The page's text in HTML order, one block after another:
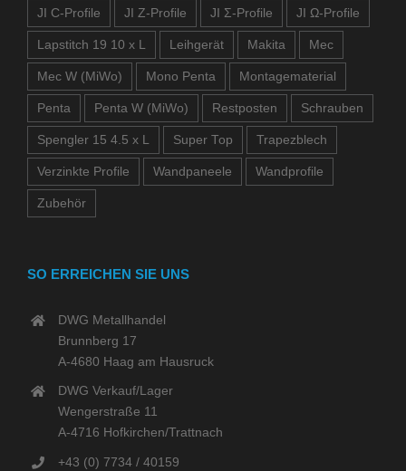
JI C-Profile JI Z-Profile JI Σ-Profile JI Ω-Profile
Lapstitch 19 10 x L Leihgerät Makita Mec
Mec W (MiWo) Mono Penta Montagematerial
Penta Penta W (MiWo) Restposten Schrauben
Spengler 15 4.5 x L Super Top Trapezblech
Verzinkte Profile Wandpaneele Wandprofile
Zubehör
SO ERREICHEN SIE UNS
DWG Metallhandel
Brunnberg 17
A-4680 Haag am Hausruck
DWG Verkauf/Lager
Wengerstraße 11
A-4716 Hofkirchen/Trattnach
+43 (0) 7734 / 40159